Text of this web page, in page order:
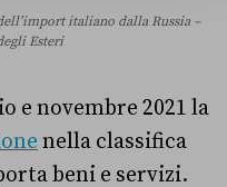
italiano dalla Russia –
Esteri
e novembre 2021 la
nella classifica
beni e servizi.